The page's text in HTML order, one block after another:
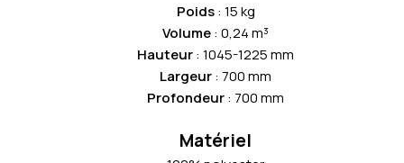
Poids: 15 kg
Volume: 0,24 m³
Hauteur: 1045-1225 mm
Largeur: 700 mm
Profondeur: 700 mm
Matériel